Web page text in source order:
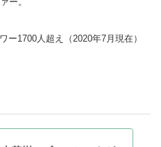
ー1700人超え（2020年7月現在）